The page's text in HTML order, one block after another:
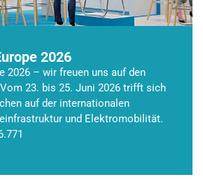
2026
2026 – wir freuen uns auf den
23. bis 25. Juni 2026 trifft sich
auf der internationalen
und Elektromobilität.